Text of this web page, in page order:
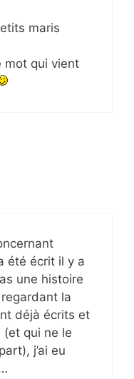
maris
mot qui vient
été écrit il y a
une histoire
la
déjà écrits et
(et qui ne le
j’ai eu